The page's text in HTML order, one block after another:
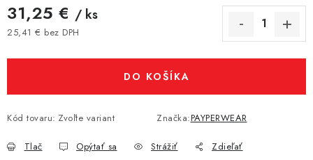
31,25 € / ks
25,41 € bez DPH
DO KOŠÍKA
Kód tovaru: Zvoľte variant Značka:PAYPERWEAR
Tlač Opýtať sa Strážiť Zdieľať